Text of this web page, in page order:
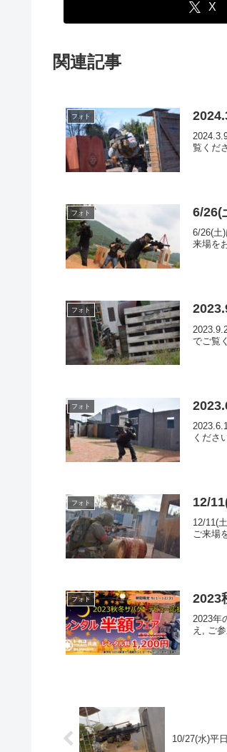
X
関連記事
フォト
覧くだ
フォト 6/26(
6/26(土
来場を
フォト
でご覧
フォト
くださ
フォト 12/
12/11(
ご来場
フォト 2023
2023年
え, ご
10/27(水)平